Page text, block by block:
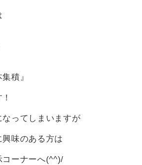
積』
ってしまいますが
味のある方は
コーナーへ(^^)/